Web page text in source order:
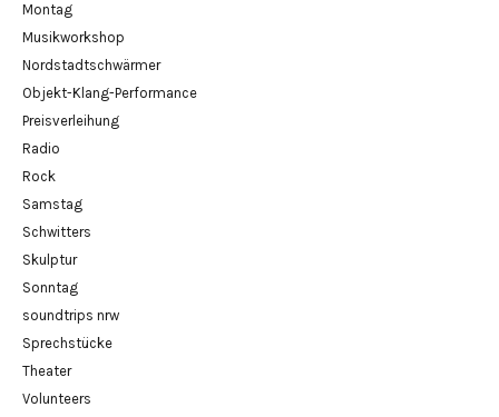
Montag
Musikworkshop
Nordstadtschwärmer
Objekt-Klang-Performance
Preisverleihung
Radio
Rock
Samstag
Schwitters
Skulptur
Sonntag
soundtrips nrw
Sprechstücke
Theater
Volunteers